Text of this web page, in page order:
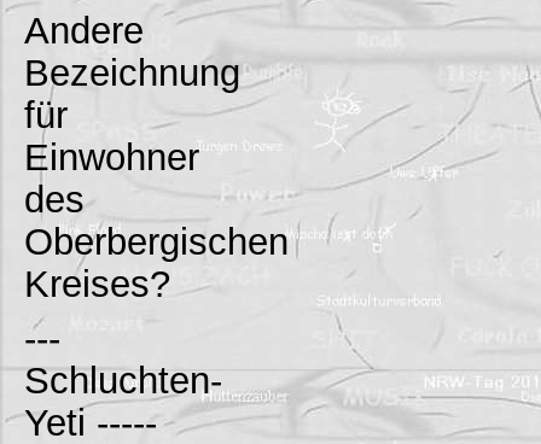
Andere
Bezeichnung
für
Einwohner
des
Oberbergischen
Kreises?
---
Schluchten-
Yeti -----